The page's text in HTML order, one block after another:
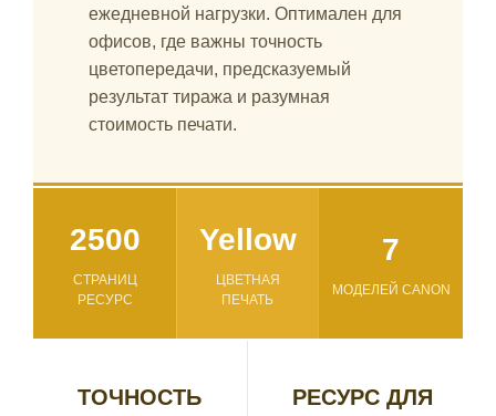
ежедневной нагрузки. Оптимален для
офисов, где важны точность
цветопередачи, предсказуемый
результат тиража и разумная
стоимость печати.
2500
СТРАНИЦ
РЕСУРС
Yellow
ЦВЕТНАЯ
ПЕЧАТЬ
7
МОДЕЛЕЙ CANON
ТОЧНОСТЬ
РЕСУРС ДЛЯ